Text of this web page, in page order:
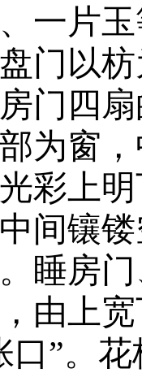
一片
门以
门四
为窗
彩上
间镶
睡房
由上
口”。